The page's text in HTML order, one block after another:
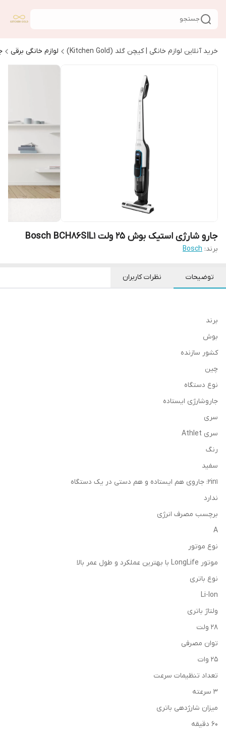
جستجو
خرید آنلاین لوازم خانگی | کیچن گلد (Kitchen Gold) لوازم خانگی برقی
جارو شارژی استیک بوش 25 ولت Bosch BCH86SIL1
برند: Bosch
توضیحات نظرات کاربران
برند
بوش
کشور سازنده
چین
نوع دستگاه
جاروشارژی ایستاده
سری
سری Athlet
رنگ
سفید
2in1: جاروی هم ایستاده و هم دستی در یک دستگاه
ندارد
برچسب مصرف انرژی
A
نوع موتور
موتور LongLife با بهترین عملکرد و طول عمر بالا
نوع باتری
Li-Ion
ولتاژ باتری
28 ولت
توان مصرفی
25 وات
تعداد تنظیمات سرعت
3 سرعته
میزان شارژدهی باتری
60 دقیقه